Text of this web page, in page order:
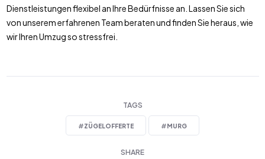
Dienstleistungen flexibel an Ihre Bedürfnisse an. Lassen Sie sich
von unserem erfahrenen Team beraten und finden Sie heraus, wie
wir Ihren Umzug so stressfrei.
TAGS
#ZÜGELOFFERTE #MURG
SHARE